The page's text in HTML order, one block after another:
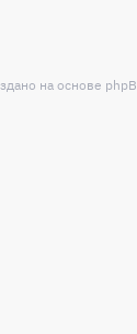
на основе